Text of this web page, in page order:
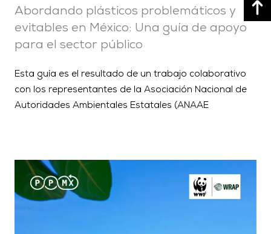
Abordando plásticos problemáticos y
evitables en México: Una guía de apoyo
para el sector público
Esta guía es el resultado de un trabajo colaborativo
con los representantes de la Asociación Nacional de
Autoridades Ambientales Estatales (ANAAE